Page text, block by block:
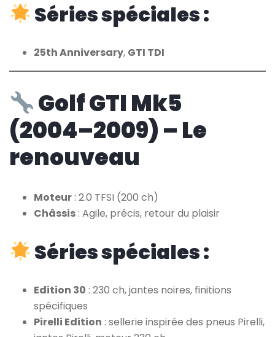
Séries spéciales :
25th Anniversary, GTI TDI
Golf GTI Mk5
(2004–2009) – Le
renouveau
Moteur : 2.0 TFSI (200 ch)
Châssis : Agile, précis, retour du plaisir
Séries spéciales :
Edition 30 : 230 ch, jantes noires, finitions
spécifiques
Pirelli Edition : sellerie inspirée des pneus Pirelli,